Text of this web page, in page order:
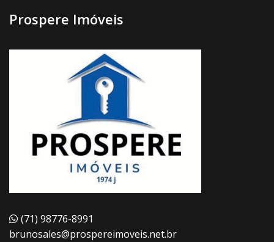
Prospere Imóveis
(71) 98776-8991
brunosales@prospereimoveis.net.br